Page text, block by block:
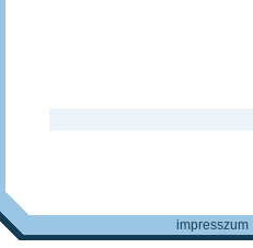
impresszum